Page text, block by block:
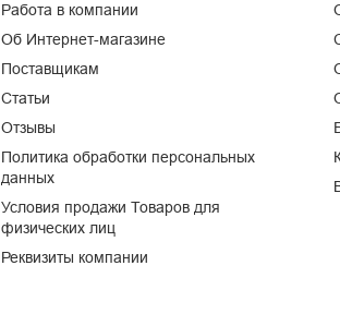
Работа в компании
Об Интернет-магазине
Поставщикам
Статьи
Отзывы
Политика обработки персональных
данных
Условия продажи Товаров для
физических лиц
Реквизиты компании